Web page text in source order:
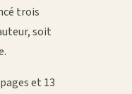
trois
soit
et 13